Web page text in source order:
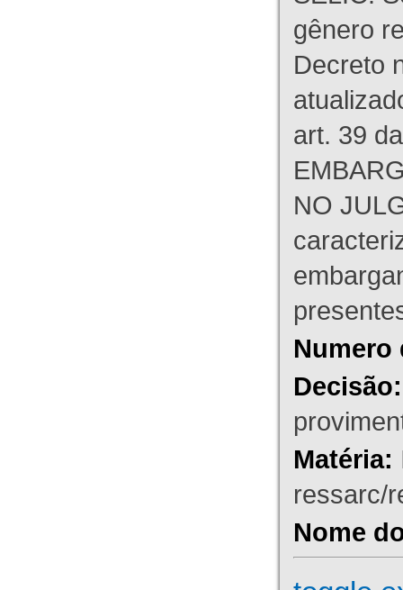
gênero
Decreto
art. 39
NO
Numero
Decisão:
Matéria:
ressarc/
Nome